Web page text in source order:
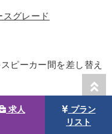
グレード
ピーカー間を差し替え
求人
プラン
リスト